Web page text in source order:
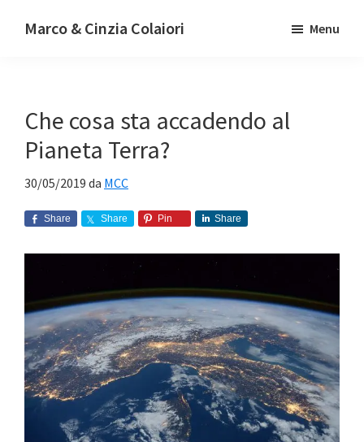
Marco & Cinzia Colaiori Menu
Che cosa sta accadendo al
Pianeta Terra?
30/05/2019 da MCC
Share Share Pin Share